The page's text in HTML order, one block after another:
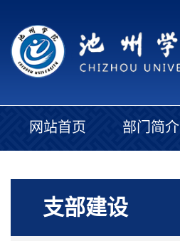
网站首页 部门简介
支部建设